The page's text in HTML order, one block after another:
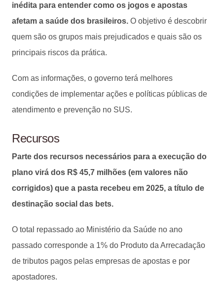
inédita para entender como os jogos e apostas
afetam a saúde dos brasileiros. O objetivo é descobrir
quem são os grupos mais prejudicados e quais são os
principais riscos da prática.
Com as informações, o governo terá melhores
condições de implementar ações e políticas públicas de
atendimento e prevenção no SUS.
Recursos
Parte dos recursos necessários para a execução do
plano virá dos R$ 45,7 milhões (em valores não
corrigidos) que a pasta recebeu em 2025, a título de
destinação social das bets.
O total repassado ao Ministério da Saúde no ano
passado corresponde a 1% do Produto da Arrecadação
de tributos pagos pelas empresas de apostas e por
apostadores.